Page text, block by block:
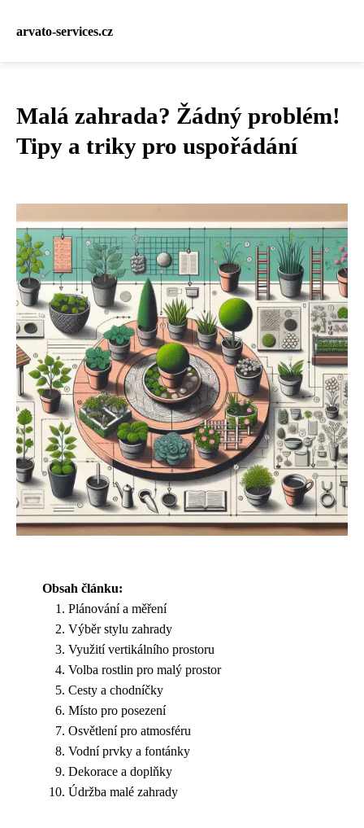
arvato-services.cz
Malá zahrada? Žádný problém!
Tipy a triky pro uspořádání
Obsah článku:
Plánování a měření
Výběr stylu zahrady
Využití vertikálního prostoru
Volba rostlin pro malý prostor
Cesty a chodníčky
Místo pro posezení
Osvětlení pro atmosféru
Vodní prvky a fontánky
Dekorace a doplňky
Údržba malé zahrady